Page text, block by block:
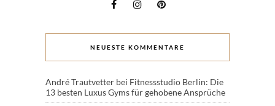
NEUESTE KOMMENTARE
André Trautvetter bei Fitnessstudio Berlin: Die
13 besten Luxus Gyms für gehobene Ansprüche